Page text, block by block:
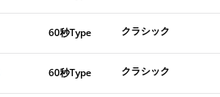
60秒Type クラシック
60秒Type クラシック